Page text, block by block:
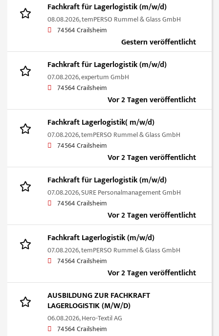
Fachkraft für Lagerlogistik (m/w/d)
08.08.2026,temPERSO Rummel & Glass GmbH
74564 Crailsheim
Gestern veröffentlicht
Fachkraft für Lagerlogistik (m/w/d)
07.08.2026,expertum GmbH
74564 Crailsheim
Vor 2 Tagen veröffentlicht
Fachkraft Lagerlogistik( m/w/d)
07.08.2026,temPERSO Rummel & Glass GmbH
74564 Crailsheim
Vor 2 Tagen veröffentlicht
Fachkraft für Lagerlogistik (m/w/d)
07.08.2026,SURE Personalmanagement GmbH
74564 Crailsheim
Vor 2 Tagen veröffentlicht
Fachkraft Lagerlogistik (m/w/d)
07.08.2026,temPERSO Rummel & Glass GmbH
74564 Crailsheim
Vor 2 Tagen veröffentlicht
AUSBILDUNG ZUR FACHKRAFT
LAGERLOGISTIK (M/W/D)
06.08.2026,Hero-Textil AG
74564 Crailsheim